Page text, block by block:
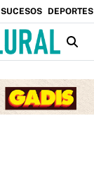
SUCESOS DEPORTES